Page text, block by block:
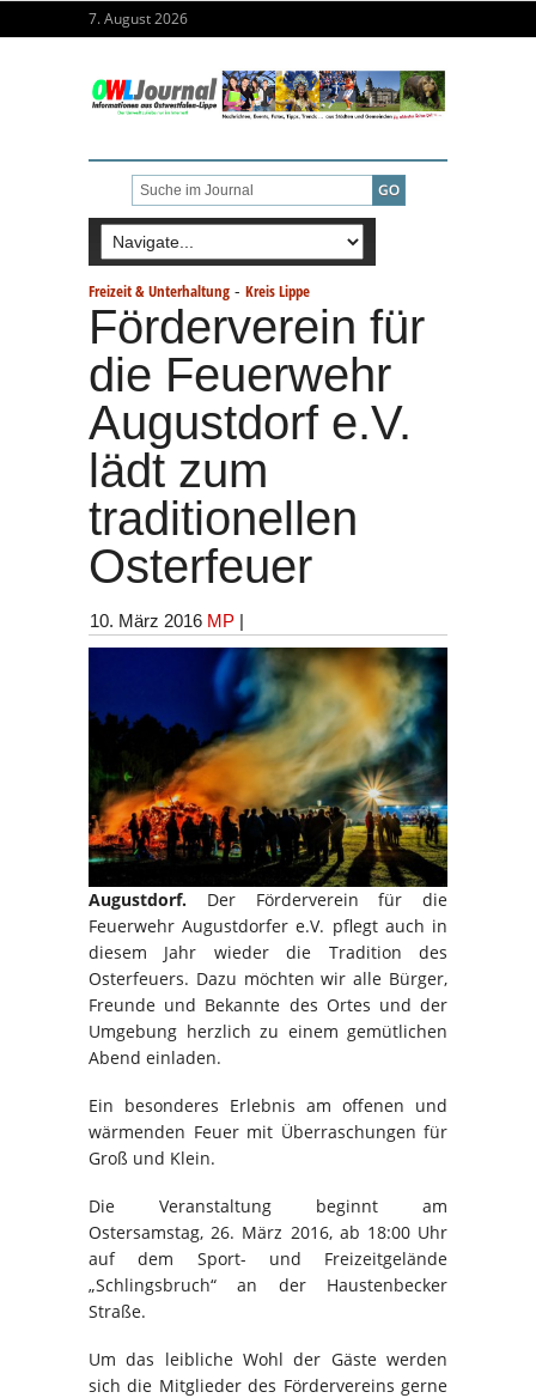
7. August 2026
Freizeit & Unterhaltung - Kreis Lippe
Förderverein für
die Feuerwehr
Augustdorf e.V.
lädt zum
traditionellen
Osterfeuer
10. März 2016 MP |
Augustdorf. Der Förderverein für die
Feuerwehr Augustdorfer e.V. pflegt auch in
diesem Jahr wieder die Tradition des
Osterfeuers. Dazu möchten wir alle Bürger,
Freunde und Bekannte des Ortes und der
Umgebung herzlich zu einem gemütlichen
Abend einladen.
Ein besonderes Erlebnis am offenen und
wärmenden Feuer mit Überraschungen für
Groß und Klein.
Die Veranstaltung beginnt am
Ostersamstag, 26. März 2016, ab 18:00 Uhr
auf dem Sport- und Freizeitgelände
„Schlingsbruch“ an der Haustenbecker
Straße.
Um das leibliche Wohl der Gäste werden
sich die Mitglieder des Fördervereins gerne